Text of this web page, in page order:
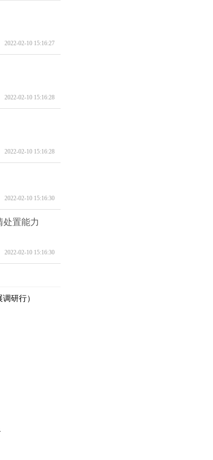
2022-02-10 15:16:27
2022-02-10 15:16:28
2022-02-10 15:16:28
2022-02-10 15:16:30
处置能力
2022-02-10 15:16:30
研行）